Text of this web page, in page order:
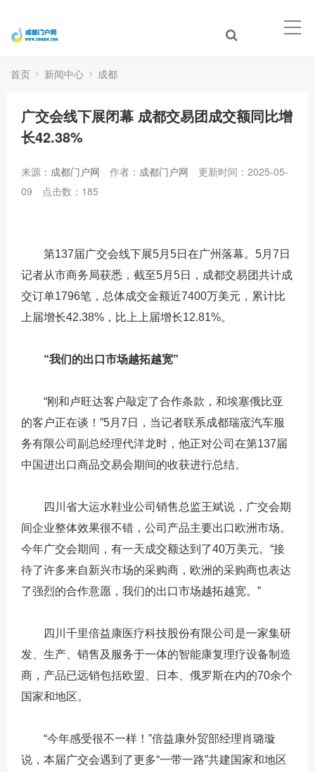
首页 新闻中心 成都
广交会线下展闭幕 成都交易团成交额同比增
长42.38%
来源： 成都门户网 作者： 成都门户网
更新时间：2025-05-
09
点击数： 185
第137届广交会线下展5月5日在广州落幕。5月7日
记者从市商务局获悉，截至5月5日，成都交易团共计成
交订单1796笔，总体成交金额近7400万美元，累计比
上届增长42.38%，比上上届增长12.81%。
“我们的出口市场越拓越宽”
“刚和卢旺达客户敲定了合作条款，和埃塞俄比亚
的客户正在谈！”5月7日，当记者联系成都瑞宬汽车服
务有限公司副总经理代洋龙时，他正对公司在第137届
中国进出口商品交易会期间的收获进行总结。
四川省大运水鞋业公司销售总监王斌说，广交会期
间企业整体效果很不错，公司产品主要出口欧洲市场。
今年广交会期间，有一天成交额达到了40万美元。“接
待了许多来自新兴市场的采购商，欧洲的采购商也表达
了强烈的合作意愿，我们的出口市场越拓越宽。”
四川千里倍益康医疗科技股份有限公司是一家集研
发、生产、销售及服务于一体的智能康复理疗设备制造
商，产品已远销包括欧盟、日本、俄罗斯在内的70余个
国家和地区。
“今年感受很不一样！”倍益康外贸部经理肖璐璇
说，本届广交会遇到了更多“一带一路”共建国家和地区